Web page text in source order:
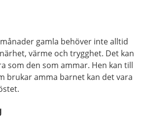
gamla behöver inte alltid
värme och trygghet. Det kan
som den som ammar. Hen kan till
brukar amma barnet kan det vara